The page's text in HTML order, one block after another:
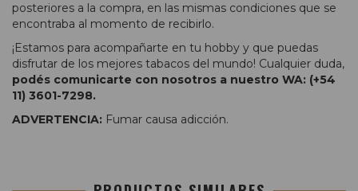
posteriores a la compra, en las mismas condiciones que se
encontraba al momento de recibirlo.
¡Estamos para acompañarte en tu hobby y que puedas
disfrutar de los mejores tabacos del mundo! Cualquier duda,
podés comunicarte con nosotros a nuestro WA: (+54
11) 3601-7298.
ADVERTENCIA: Fumar causa adicción.